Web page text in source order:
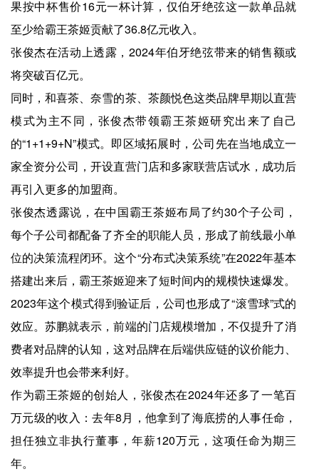
果按中杯售价16元一杯计算，仅伯牙绝弦这一款单品就
至少给霸王茶姬贡献了36.8亿元收入。
张俊杰在活动上透露，2024年伯牙绝弦带来的销售额或
将突破百亿元。
同时，和喜茶、奈雪的茶、茶颜悦色这类品牌早期以直营
模式为主不同，张俊杰带领霸王茶姬研究出来了自己
的“1+1+9+N”模式。即区域拓展时，公司先在当地成立一
家全资分公司，开设直营门店和多家联营店试水，成功后
再引入更多的加盟商。
张俊杰透露说，在中国霸王茶姬布局了约30个子公司，
每个子公司都配备了齐全的职能人员，形成了前线最小单
位的决策流程闭环。这个“分布式决策系统”在2022年基本
搭建出来后，霸王茶姬迎来了短时间内的规模快速爆发。
2023年这个模式得到验证后，公司也形成了“滚雪球”式的
效应。苏鹏就表示，前端的门店规模增加，不仅提升了消
费者对品牌的认知，这对品牌在后端供应链的议价能力、
效率提升也会带来利好。
作为霸王茶姬的创始人，张俊杰在2024年还多了一笔百
万元级的收入：去年8月，他拿到了海底捞的人事任命，
担任独立非执行董事，年薪120万元，这项任命为期三
年。